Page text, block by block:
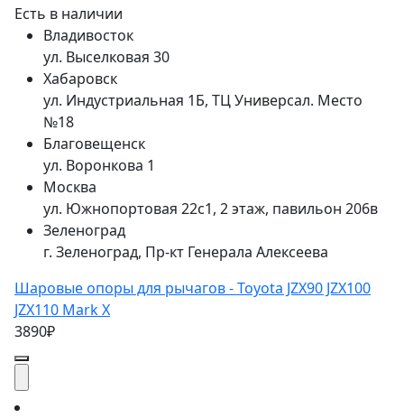
Есть в наличии
Владивосток
ул. Выселковая 30
Хабаровск
ул. Индустриальная 1Б, ТЦ Универсал. Место
№18
Благовещенск
ул. Воронкова 1
Москва
ул. Южнопортовая 22с1, 2 этаж, павильон 206в
Зеленоград
г. Зеленоград, Пр-кт Генерала Алексеева
Шаровые опоры для рычагов - Toyota JZX90 JZX100
JZX110 Mark X
3890₽